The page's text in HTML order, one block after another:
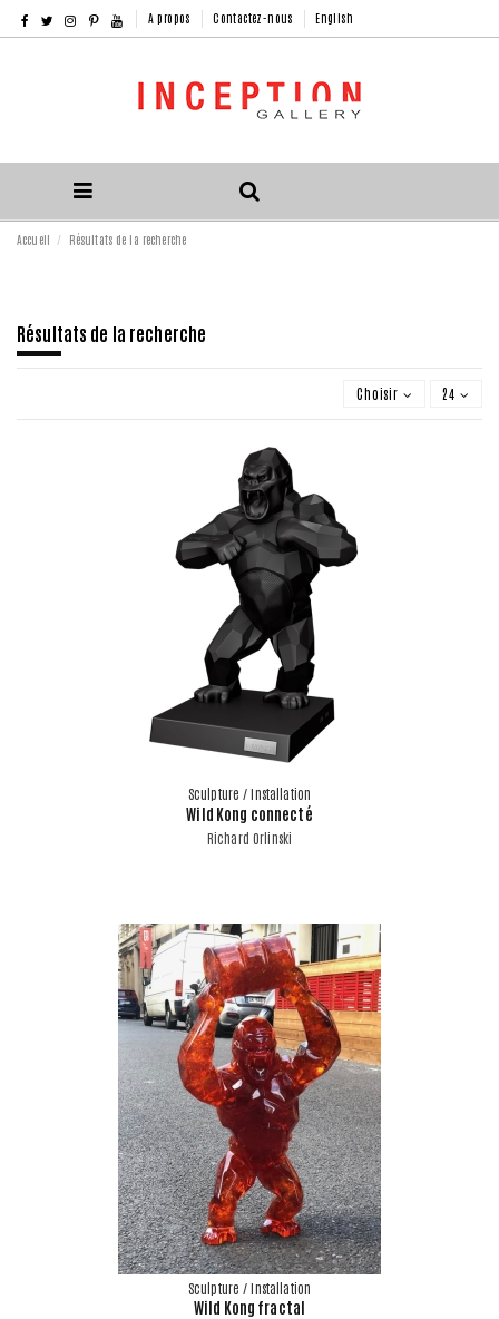
A propos Contactez-nous English
Accueil Résultats de la recherche
Résultats de la recherche
Choisir 24
Sculpture / Installation
Wild Kong connecté
Richard Orlinski
Sculpture / Installation
Wild Kong fractal